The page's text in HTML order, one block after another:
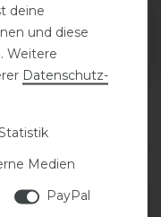
zu
deine
und diese
Weitere
Daten­schutz­
Medien
PayPal